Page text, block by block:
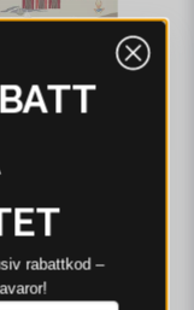
Kust beige
rabattkod –